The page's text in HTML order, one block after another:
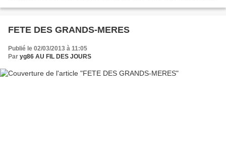
FETE DES GRANDS-MERES
Publié le 02/03/2013 à 11:05
Par yg86 AU FIL DES JOURS